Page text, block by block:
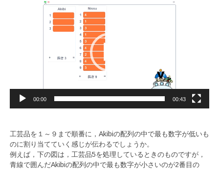
00:00 00:43
工芸品を１～９まで順番に，Akibiの配列の中で最も数字が低いも
のに割り当てていく感じが伝わるでしょうか。
例えば，下の図は，工芸品5を処理しているときのものですが，
青線で囲んだAkibiの配列の中で最も数字が小さいのが2番目の